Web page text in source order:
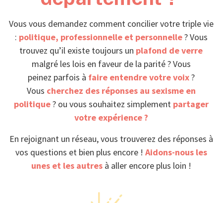
Vous vous demandez comment concilier votre triple vie
: politique, professionnelle et personnelle? Vous
trouvez qu’il existe toujours un plafond de verre
malgré les lois en faveur de la parité ? Vous
peinez parfois à faire entendre votre voix?
Vous cherchez des réponses au sexisme en
politique? ou vous souhaitez simplement partager
votre expérience ?
En rejoignant un réseau, vous trouverez des réponses à
vos questions et bien plus encore ! Aidons-nous les
unes et les autresà aller encore plus loin !